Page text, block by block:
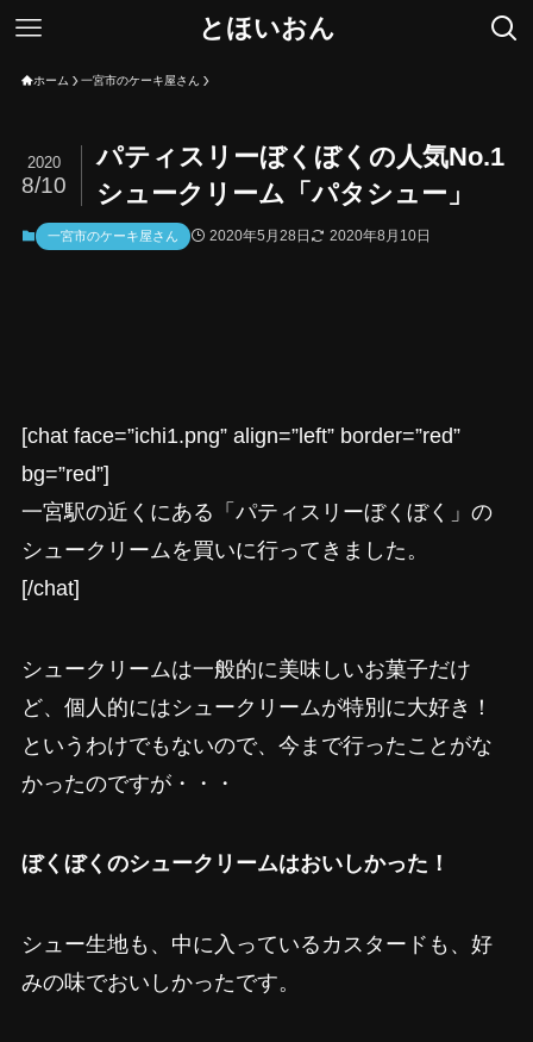
とほいおん
ホーム 一宮市のケーキ屋さん
パティスリーぼくぼくの人気No.1
シュークリーム「パタシュー」
2020
8/10
一宮市のケーキ屋さん 2020年5月28日 2020年8月10日
[chat face=”ichi1.png” align=”left” border=”red”
bg=”red”]
一宮駅の近くにある「パティスリーぼくぼく」の
シュークリームを買いに行ってきました。
[/chat]
シュークリームは一般的に美味しいお菓子だけ
ど、個人的にはシュークリームが特別に大好き！
というわけでもないので、今まで行ったことがな
かったのですが・・・
ぼくぼくのシュークリームはおいしかった！
シュー生地も、中に入っているカスタードも、好
みの味でおいしかったです。